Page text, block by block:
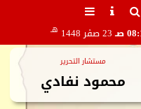
صـ 23 صفر 1448 هـ
مستشار التحرير
محمود نفادي